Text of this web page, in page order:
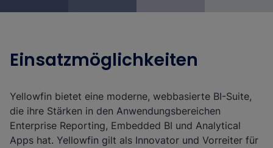
Einsatzmöglichkeiten
Yellowfin bietet eine moderne, webbasierte BI-Suite,
die ihre Stärken in den Anwendungsbereichen
Enterprise Reporting, Embedded BI und Analytical
Apps hat. Yellowfin gilt als Innovator und Vorreiter für